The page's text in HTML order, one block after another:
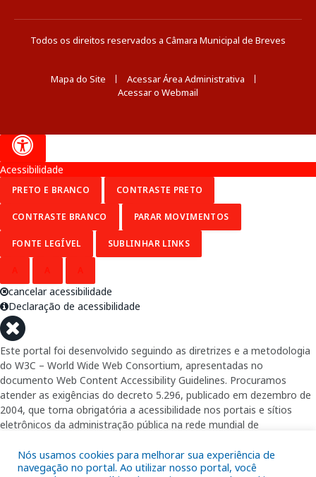
Todos os direitos reservados a Câmara Municipal de Breves
Mapa do Site
Acessar Área Administrativa
Acessar o Webmail
Nós usamos cookies para melhorar sua experiência de
navegação no portal. Ao utilizar nosso portal, você
Acessibilidade
PRETO E BRANCO CONTRASTE PRETO
CONTRASTE BRANCO PARAR MOVIMENTOS
FONTE LEGÍVEL SUBLINHAR LINKS
cancelar acessibilidade
Declaração de acessibilidade
Este portal foi desenvolvido seguindo as diretrizes e a metodologia
do W3C – World Wide Web Consortium, apresentadas no
documento Web Content Accessibility Guidelines. Procuramos
atender as exigências do decreto 5.296, publicado em dezembro de
2004, que torna obrigatória a acessibilidade nos portais e sítios
eletrônicos da administração pública na rede mundial de
garantindo-lhes o pleno acesso aos conteúdos disponíveis.